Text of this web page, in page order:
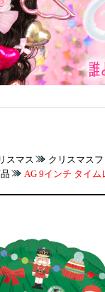
スマス クリスマス
AG 9インチ タイム